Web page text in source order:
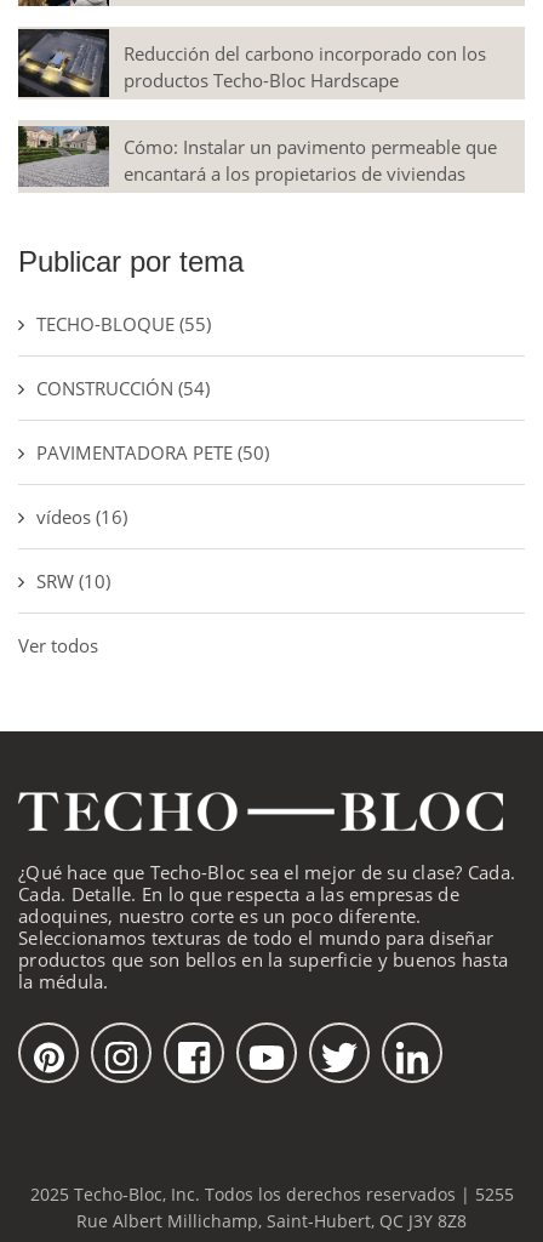
Reducción del carbono incorporado con los
productos Techo-Bloc Hardscape
Cómo: Instalar un pavimento permeable que
encantará a los propietarios de viviendas
Publicar por tema
TECHO-BLOQUE (55)
CONSTRUCCIÓN (54)
PAVIMENTADORA PETE (50)
vídeos (16)
SRW (10)
Ver todos
¿Qué hace que Techo-Bloc sea el mejor de su clase? Cada.
Cada. Detalle. En lo que respecta a las empresas de
adoquines, nuestro corte es un poco diferente.
Seleccionamos texturas de todo el mundo para diseñar
productos que son bellos en la superficie y buenos hasta
la médula.
2025 Techo-Bloc, Inc. Todos los derechos reservados | 5255
Rue Albert Millichamp, Saint-Hubert, QC J3Y 8Z8